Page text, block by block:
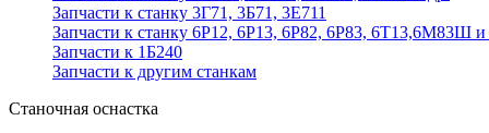
Запчасти к станку 3Г71, 3Б71, 3Е711
Запчасти к станку 6Р12, 6Р13, 6Р82, 6Р83, 6Т13,6М83Ш и
Запчасти к 1Б240
Запчасти к другим станкам
Станочная оснастка